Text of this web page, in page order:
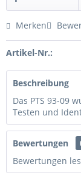
Merken
Artikel-Nr.:
Beschreibung
Das PTS 93-09
Testen und
Bewertungen
Bewertungen